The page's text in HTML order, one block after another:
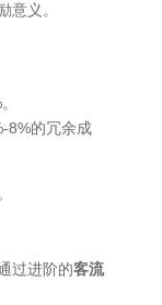
意义。
8%的冗余成
过进阶的客流